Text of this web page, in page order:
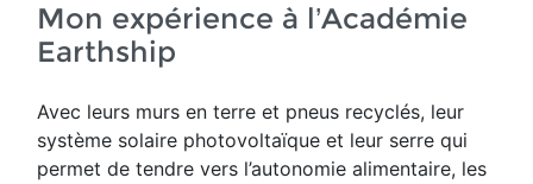
Mon expérience à l’Académie
Earthship
Avec leurs murs en terre et pneus recyclés, leur
système solaire photovoltaïque et leur serre qui
permet de tendre vers l’autonomie alimentaire, les